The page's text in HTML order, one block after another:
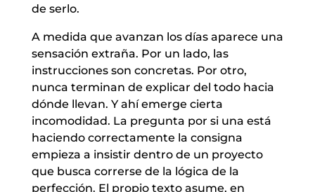
de serlo.
A medida que avanzan los días aparece una
sensación extraña. Por un lado, las
instrucciones son concretas. Por otro,
nunca terminan de explicar del todo hacia
dónde llevan. Y ahí emerge cierta
incomodidad. La pregunta por si una está
haciendo correctamente la consigna
empieza a insistir dentro de un proyecto
que busca correrse de la lógica de la
perfección. El propio texto asume, en